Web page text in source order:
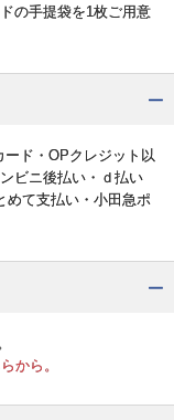
の手提袋を1枚ご用意
ド・OPクレジット以
ビニ後払い・ｄ払い
めて支払い・小田急ポ
から。